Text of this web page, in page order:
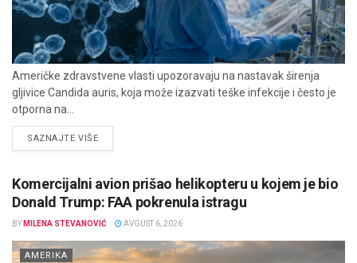
Američke zdravstvene vlasti upozoravaju na nastavak širenja
gljivice Candida auris, koja može izazvati teške infekcije i često je
otporna na...
SAZNAJTE VIŠEDETAILS
Komercijalni avion prišao helikopteru u kojem je bio
Donald Trump: FAA pokrenula istragu
BY MILENA STEVANOVIĆ AVGUST 6, 2026
AMERIKA